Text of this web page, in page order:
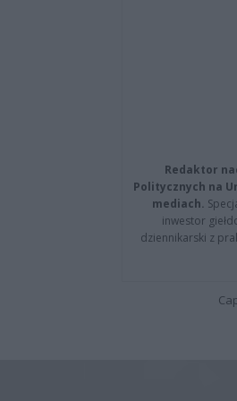
Redaktor
Politycznych na
mediach.
inwestor
dziennikarski z